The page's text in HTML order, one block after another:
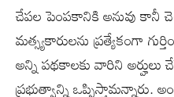
చేపల పెంపకానికి అనువు కానీ
మత్స్యకారులను ప్రత్యేకంగా
అన్ని పథకాలకు వారిని
ప్రభుత్వాన్ని